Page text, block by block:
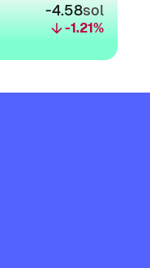
-4.58sol
-1.21%